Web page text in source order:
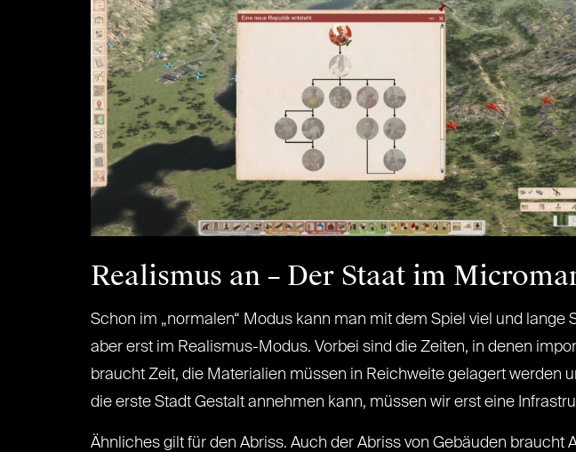
Realismus an – Der Staat im
Schon im „normalen“ Modus kann man mit dem Spiel viel und
aber erst im Realismus-Modus. Vorbei sind die Zeiten, in denen
braucht Zeit, die Materialien müssen in Reichweite gelagert werden
die erste Stadt Gestalt annehmen kann, müssen wir erst eine
Ähnliches gilt für den Abriss. Auch der Abriss von Gebäuden